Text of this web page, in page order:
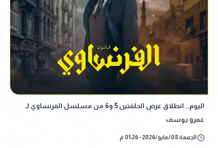
اليوم.. انطلاق عرض الحلقتين 5 و6 من مسلسل الفرنساوي لـ
عمرو يوسف
الجمعة 08/مايو/2026 - 01:26 م